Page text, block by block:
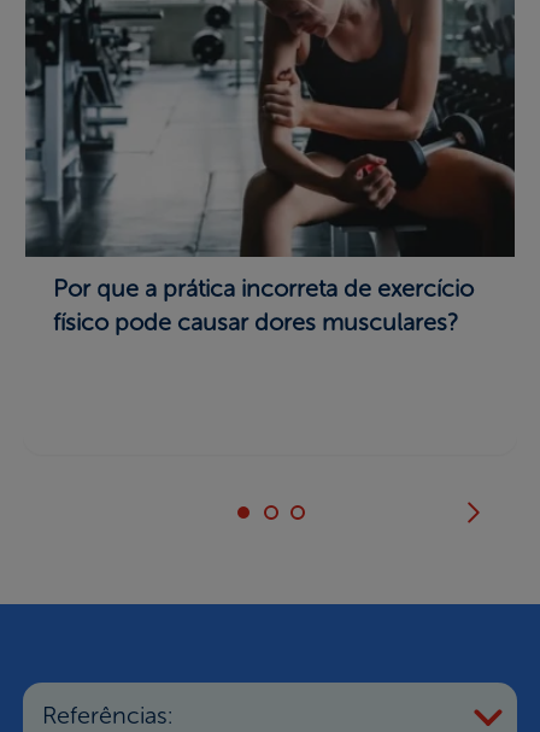
Por que a prática incorreta de exercício
físico pode causar dores musculares?
Referências: